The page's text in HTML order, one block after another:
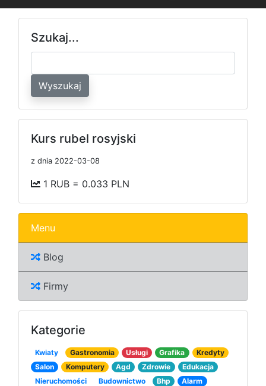
Szukaj...
Wyszukaj
Kurs rubel rosyjski
z dnia 2022-03-08
1 RUB = 0.033 PLN
Menu
Blog
Firmy
Kategorie
Kwiaty Gastronomia Usługi Grafika
Kredyty
Salon
Komputery Agd Zdrowie
Edukacja
Nieruchomości
Budownictwo Bhp
Alarm